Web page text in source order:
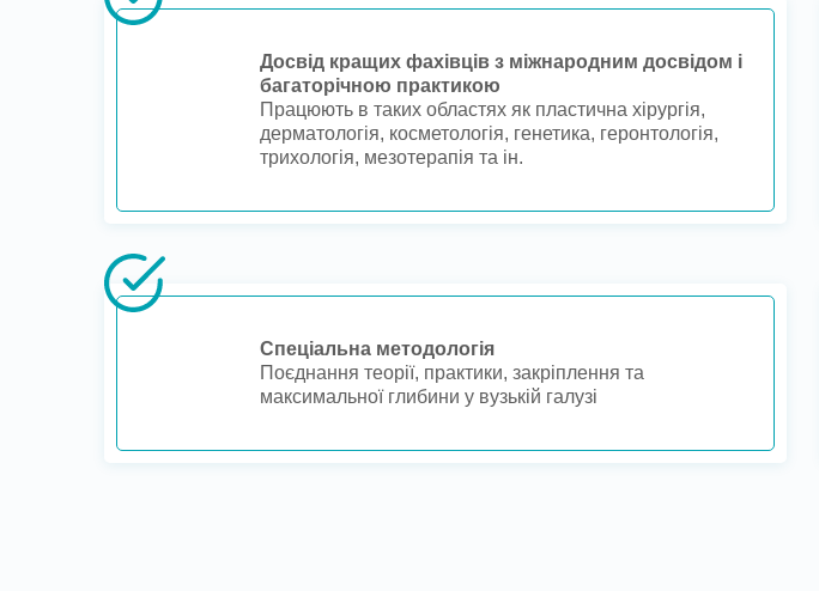
Досвід кращих фахівців з міжнародним досвідом і
багаторічною практикою
Працюють в таких областях як пластична хірургія,
дерматологія, косметологія, генетика, геронтологія,
трихологія, мезотерапія та ін.
Спеціальна методологія
Поєднання теорії, практики, закріплення та
максимальної глибини у вузькій галузі